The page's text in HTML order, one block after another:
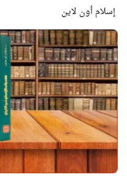
إسلام أون لاين